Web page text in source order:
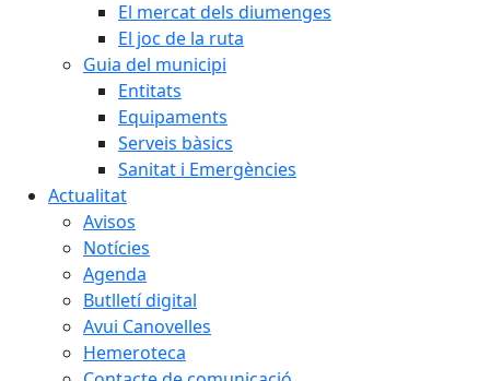
El mercat dels diumenges
El joc de la ruta
Guia del municipi
Entitats
Equipaments
Serveis bàsics
Sanitat i Emergències
Actualitat
Avisos
Notícies
Agenda
Butlletí digital
Avui Canovelles
Hemeroteca